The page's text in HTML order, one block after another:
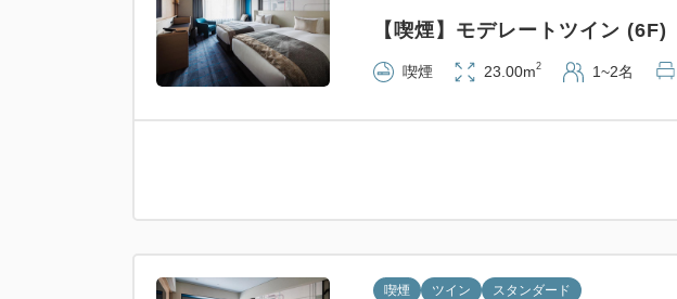
【喫煙】モデレートツイン (6F)
喫煙 23.00m2 1~2名
喫煙 ツイン スタンダード